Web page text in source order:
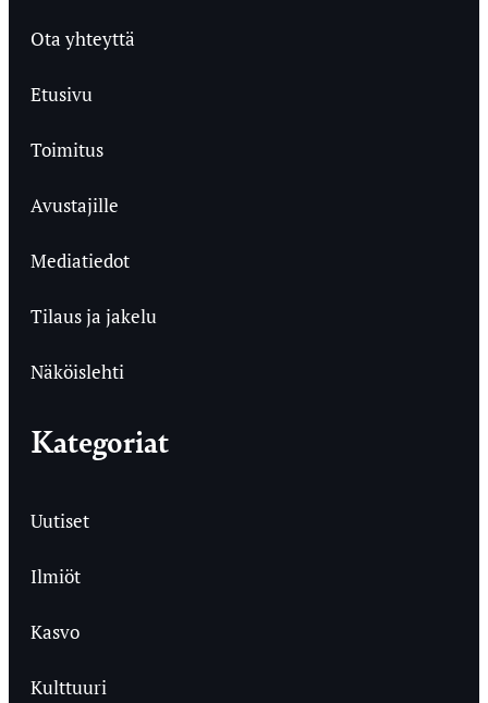
Ota yhteyttä
Etusivu
Toimitus
Avustajille
Mediatiedot
Tilaus ja jakelu
Näköislehti
Kategoriat
Uutiset
Ilmiöt
Kasvo
Kulttuuri